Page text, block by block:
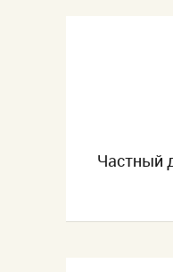
Частный